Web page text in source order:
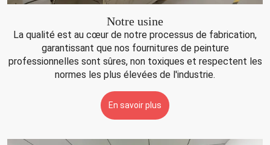
Notre usine
La qualité est au cœur de notre processus de fabrication,
garantissant que nos fournitures de peinture
professionnelles sont sûres, non toxiques et respectent les
normes les plus élevées de l'industrie.
En savoir plus